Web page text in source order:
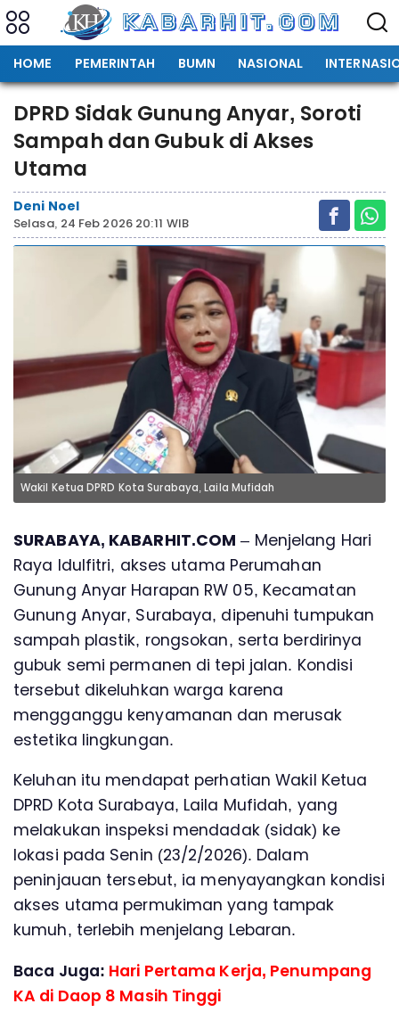
HOME PEMERINTAH BUMN NASIONAL
DPRD Sidak Gunung Anyar, Soroti
Sampah dan Gubuk di Akses
Utama
Deni Noel
Selasa, 24 Feb 2026 20:11 WIB
Wakil Ketua DPRD Kota Surabaya, Laila Mufidah
SURABAYA, KABARHIT.COM – Menjelang Hari
Raya Idulfitri, akses utama Perumahan
Gunung Anyar Harapan RW 05, Kecamatan
Gunung Anyar, Surabaya, dipenuhi tumpukan
sampah plastik, rongsokan, serta berdirinya
gubuk semi permanen di tepi jalan. Kondisi
tersebut dikeluhkan warga karena
mengganggu kenyamanan dan merusak
estetika lingkungan.
Keluhan itu mendapat perhatian Wakil Ketua
DPRD Kota Surabaya, Laila Mufidah, yang
melakukan inspeksi mendadak (sidak) ke
lokasi pada Senin (23/2/2026). Dalam
peninjauan tersebut, ia menyayangkan kondisi
akses utama permukiman yang tampak
kumuh, terlebih menjelang Lebaran.
Baca Juga: Hari Pertama Kerja, Penumpang
KA di Daop 8 Masih Tinggi